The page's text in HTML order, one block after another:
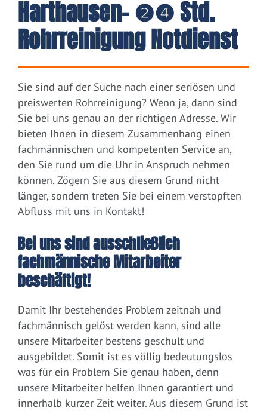
Harthausen– ❷❹ Std.
Rohrreinigung Notdienst
Sie sind auf der Suche nach einer seriösen und
preiswerten Rohrreinigung? Wenn ja, dann sind
Sie bei uns genau an der richtigen Adresse. Wir
bieten Ihnen in diesem Zusammenhang einen
fachmännischen und kompetenten Service an,
den Sie rund um die Uhr in Anspruch nehmen
können. Zögern Sie aus diesem Grund nicht
länger, sondern treten Sie bei einem verstopften
Abfluss mit uns in Kontakt!
Bei uns sind ausschließlich
fachmännische Mitarbeiter
beschäftigt!
Damit Ihr bestehendes Problem zeitnah und
fachmännisch gelöst werden kann, sind alle
unsere Mitarbeiter bestens geschult und
ausgebildet. Somit ist es völlig bedeutungslos
was für ein Problem Sie genau haben, denn
unsere Mitarbeiter helfen Ihnen garantiert und
innerhalb kurzer Zeit weiter. Aus diesem Grund ist